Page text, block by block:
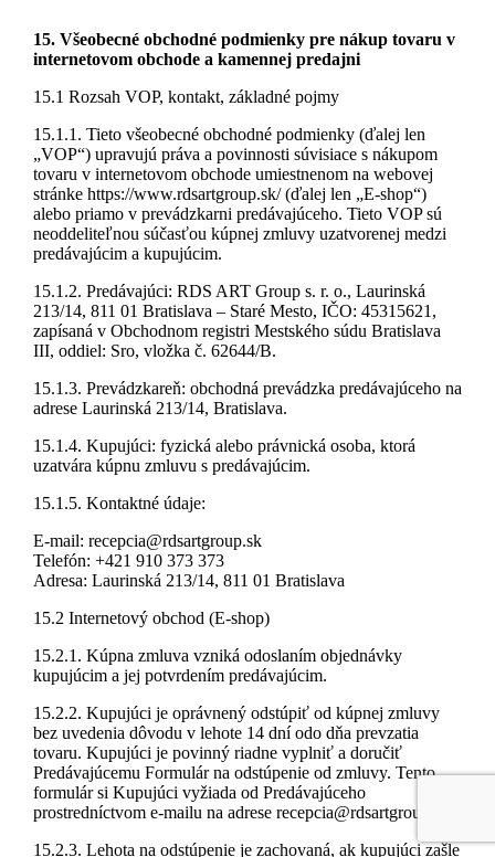
15. Všeobecné obchodné podmienky pre nákup tovaru v
internetovom obchode a kamennej predajni
15.1 Rozsah VOP, kontakt, základné pojmy
15.1.1. Tieto všeobecné obchodné podmienky (ďalej len
„VOP“) upravujú práva a povinnosti súvisiace s nákupom
tovaru v internetovom obchode umiestnenom na webovej
stránke https://www.rdsartgroup.sk/ (ďalej len „E-shop“)
alebo priamo v prevádzkarni predávajúceho. Tieto VOP sú
neoddeliteľnou súčasťou kúpnej zmluvy uzatvorenej medzi
predávajúcim a kupujúcim.
15.1.2. Predávajúci: RDS ART Group s. r. o., Laurinská
213/14, 811 01 Bratislava – Staré Mesto, IČO: 45315621,
zapísaná v Obchodnom registri Mestského súdu Bratislava
III, oddiel: Sro, vložka č. 62644/B.
15.1.3. Prevádzkareň: obchodná prevádzka predávajúceho na
adrese Laurinská 213/14, Bratislava.
15.1.4. Kupujúci: fyzická alebo právnická osoba, ktorá
uzatvára kúpnu zmluvu s predávajúcim.
15.1.5. Kontaktné údaje:
E-mail: recepcia@rdsartgroup.sk
Telefón: +421 910 373 373
Adresa: Laurinská 213/14, 811 01 Bratislava
15.2 Internetový obchod (E-shop)
15.2.1. Kúpna zmluva vzniká odoslaním objednávky
kupujúcim a jej potvrdením predávajúcim.
15.2.2. Kupujúci je oprávnený odstúpiť od kúpnej zmluvy
bez uvedenia dôvodu v lehote 14 dní odo dňa prevzatia
tovaru. Kupujúci je povinný riadne vyplniť a doručiť
Predávajúcemu Formulár na odstúpenie od zmluvy. Tento
formulár si Kupujúci vyžiada od Predávajúceho
prostredníctvom e-mailu na adrese recepcia@rdsartgroup.sk
15.2.3. Lehota na odstúpenie je zachovaná, ak kupujúci zašle